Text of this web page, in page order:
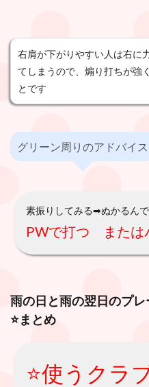
右肩が下がりやすい人は右に
てしまうので、煽り打ちが強
とです
グリーン周りのアドバイス
素振りしてみる➡︎ぬかるん
PWで打つ または
雨の日と雨の翌日のプレ
⭐️まとめ
⭐️使うク